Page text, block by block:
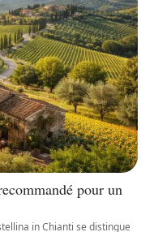
pour un
in Chianti se distingue